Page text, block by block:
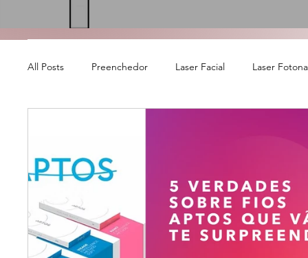
All Posts Preenchedor Laser Facial Laser
Ácido Hialurônico